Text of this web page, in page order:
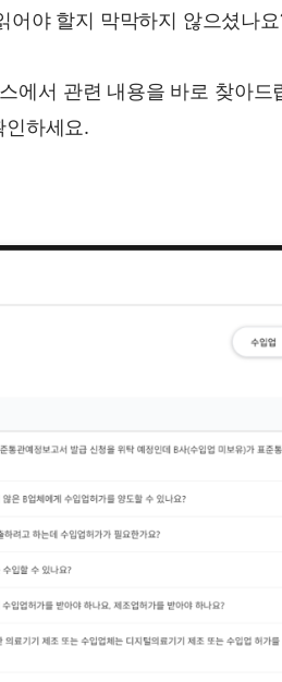
어야 할지 막막하지 않으셨나
에서 관련 내용을 바로 찾아
인하세요.